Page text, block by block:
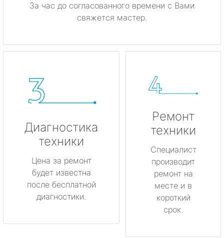
За час до согласованного времени с Вами
свяжется мастер.
Диагностика
техники
Цена за ремонт
будет известна
после бесплатной
диагностики.
Ремонт
техники
Специалист
производит
ремонт на
месте и в
короткий
срок.